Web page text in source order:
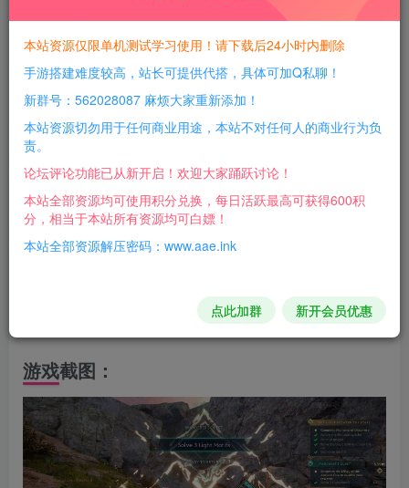
每日活跃最高可获得600积分！所有资源可以使用
积分免费兑换！
游戏介绍：
索者角色，踏上一段探求与发现的惬意旅程。享受闲适自在
的游戏时光，畅游令人叹为观止的浮岛群，发现并解决
10,000+谜题。
Build.16125884|容量17.2GB|官方简体中文|支持键盘.鼠
游戏截图：
本站资源仅限单机测试学习使用！请下载后24小时内删除
手游搭建难度较高，站长可提供代搭，具体可加Q私聊！
新群号：562028087 麻烦大家重新添加！
本站资源切勿用于任何商业用途，本站不对任何人的商业行为负
责。
论坛评论功能已从新开启！欢迎大家踊跃讨论！
本站全部资源均可使用积分兑换，每日活跃最高可获得600积
分，相当于本站所有资源均可白嫖！
本站全部资源解压密码：www.aae.ink
点此加群 新开会员优惠